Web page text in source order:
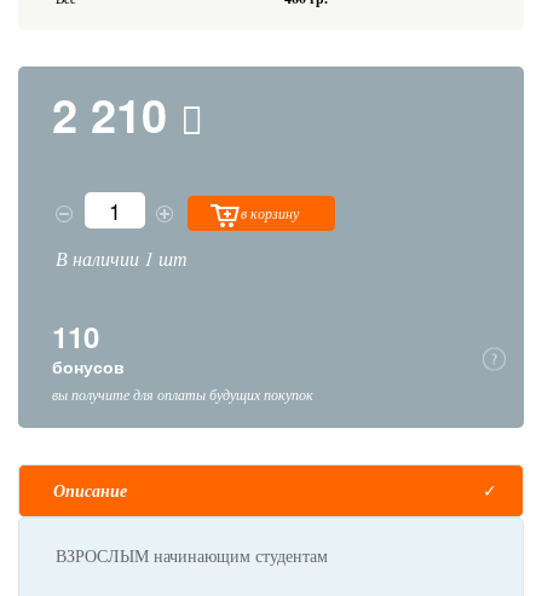
2 210
в корзину
В наличии 1 шт
110
бонусов
вы получите для оплаты будущих покупок
Описание
ВЗРОСЛЫМ начинающим студентам